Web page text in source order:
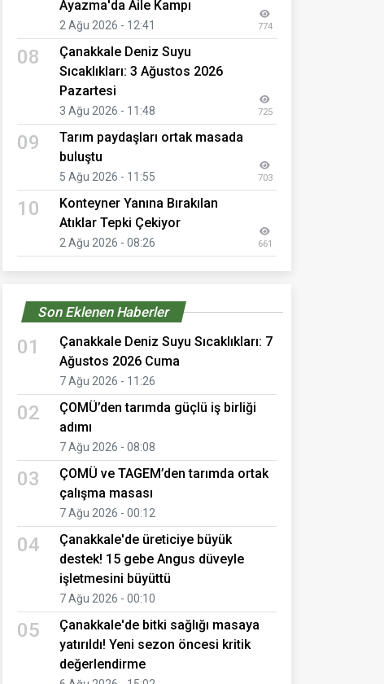
Ayazma'da Aile Kampı
2 Ağu 2026 - 12:41 774
08
Çanakkale Deniz Suyu
Sıcaklıkları: 3 Ağustos 2026
Pazartesi
3 Ağu 2026 - 11:48 725
09
Tarım paydaşları ortak masada
buluştu
5 Ağu 2026 - 11:55 703
10
Konteyner Yanına Bırakılan
Atıklar Tepki Çekiyor
2 Ağu 2026 - 08:26 661
Son Eklenen Haberler
01
Çanakkale Deniz Suyu Sıcaklıkları: 7
Ağustos 2026 Cuma
7 Ağu 2026 - 11:26
02
ÇOMÜ’den tarımda güçlü iş birliği
adımı
7 Ağu 2026 - 08:08
03
ÇOMÜ ve TAGEM’den tarımda ortak
çalışma masası
7 Ağu 2026 - 00:12
04
Çanakkale'de üreticiye büyük
destek! 15 gebe Angus düveyle
işletmesini büyüttü
7 Ağu 2026 - 00:10
05
Çanakkale'de bitki sağlığı masaya
yatırıldı! Yeni sezon öncesi kritik
değerlendirme